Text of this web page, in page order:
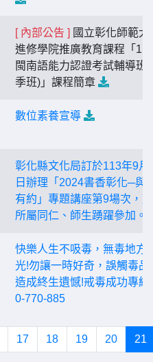
[ 內部公告 ] 國立彰化師範大
進修學院推廣教育課程「
閩南語能力認證考試輔導班(
季班)」課程簡章
數位素養宣導
彰化縣文化局訂於113年9月
日辦理「2024書香彰化─與
有約」專題講座第9場次，
所屬同仁、師生踴躍參加。
快樂人生不吸毒，無毒地方
光!勿讓一時好奇，誤觸毒品
造成終生遺憾!戒毒成功專線
0-770-885
17 18 19 20 21